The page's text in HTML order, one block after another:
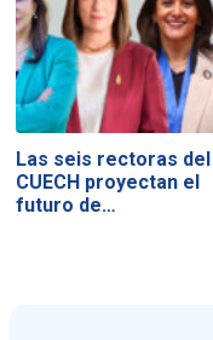
Las seis rectoras del
CUECH proyectan el
futuro de…